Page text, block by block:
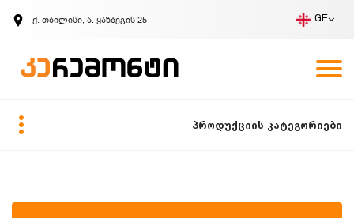
ქ. თბილისი, ა. ყაზბეგის 25 GE
ზარის მოთხოვნა
პროდუქციის კატეგორიები